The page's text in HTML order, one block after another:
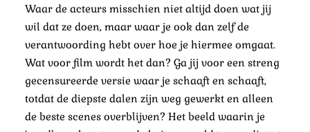
Waar de acteurs misschien niet altijd doen wat jij
wil dat ze doen, maar waar je ook dan zelf de
verantwoording hebt over hoe je hiermee omgaat.
Wat voor film wordt het dan? Ga jij voor een streng
gecensureerde versie waar je schaaft en schaaft,
totdat de diepste dalen zijn weg gewerkt en alleen
de beste scenes overblijven? Het beeld waarin je